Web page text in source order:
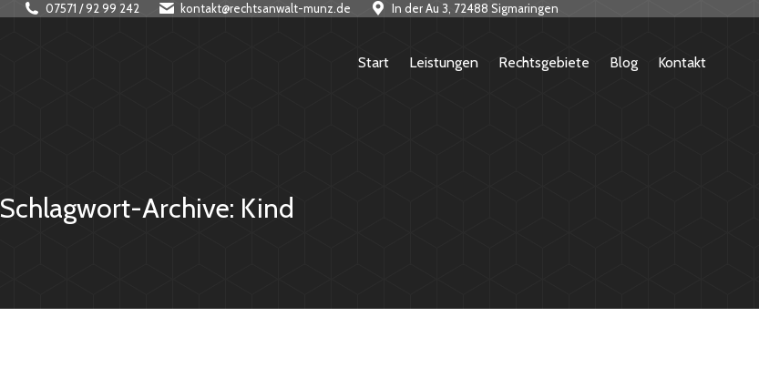
07571 / 92 99 242 kontakt@rechtsanwalt-munz.de In der Au 3, 72488 Sigmaringen
Start Leistungen Rechtsgebiete Blog Kontakt
Schlagwort-Archive: Kind